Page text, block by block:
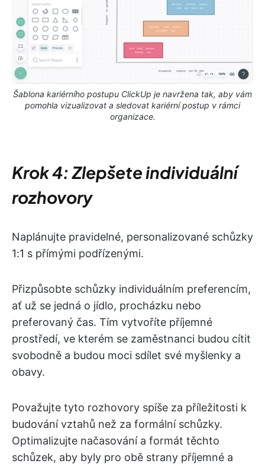
Šablona kariérního postupu ClickUp je navržena tak, aby vám
pomohla vizualizovat a sledovat kariérní postup v rámci
organizace.
Krok 4: Zlepšete individuální
rozhovory
Naplánujte pravidelné, personalizované schůzky
1:1 s přímými podřízenými.
Přizpůsobte schůzky individuálním preferencím,
ať už se jedná o jídlo, procházku nebo
preferovaný čas. Tím vytvoříte příjemné
prostředí, ve kterém se zaměstnanci budou cítit
svobodně a budou moci sdílet své myšlenky a
obavy.
Považujte tyto rozhovory spíše za příležitosti k
budování vztahů než za formální schůzky.
Optimalizujte načasování a formát těchto
schůzek, aby byly pro obě strany příjemné a